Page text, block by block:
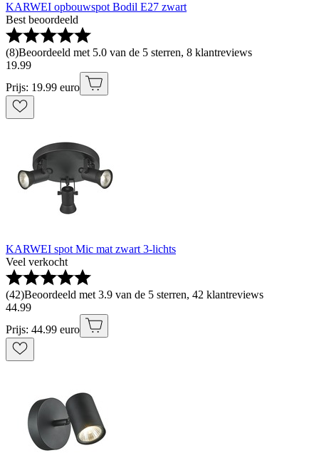
KARWEI opbouwspot Bodil E27 zwart
Best beoordeeld
(8)Beoordeeld met 5.0 van de 5 sterren, 8 klantreviews
19.99
Prijs: 19.99 euro
KARWEI spot Mic mat zwart 3-lichts
Veel verkocht
(42)Beoordeeld met 3.9 van de 5 sterren, 42 klantreviews
44.99
Prijs: 44.99 euro